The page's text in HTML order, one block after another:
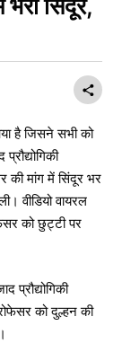
सिंदूर,
है जिसने सभी को
की मांग में सिंदूर भर
वीडियो वायरल
को छुट्टी पर
प्रौद्योगिकी
को दुल्हन की